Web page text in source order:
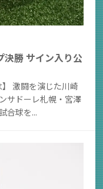
決勝 サイン入り公
激闘を演じた川崎
サドーレ札幌・宮澤
合球を...